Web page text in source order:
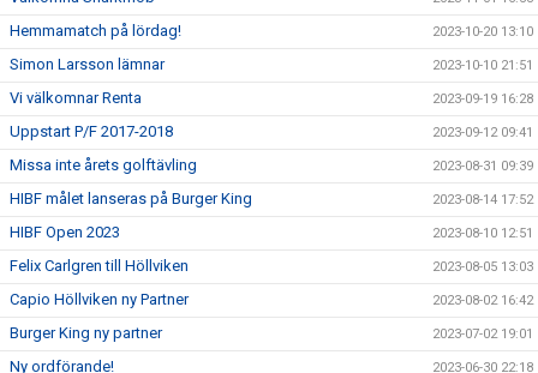
Hemmamatch på lördag! 2023-10-20 13:10
Simon Larsson lämnar 2023-10-10 21:51
Vi välkomnar Renta 2023-09-19 16:28
Uppstart P/F 2017-2018 2023-09-12 09:41
Missa inte årets golftävling 2023-08-31 09:39
HIBF målet lanseras på Burger King 2023-08-14 17:52
HIBF Open 2023 2023-08-10 12:51
Felix Carlgren till Höllviken 2023-08-05 13:03
Capio Höllviken ny Partner 2023-08-02 16:42
Burger King ny partner 2023-07-02 19:01
Ny ordförande! 2023-06-30 22:18